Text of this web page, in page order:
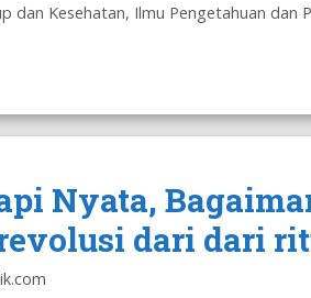
dan Kesehatan, Ilmu Pengetahuan dan
Nyata,
dari dari